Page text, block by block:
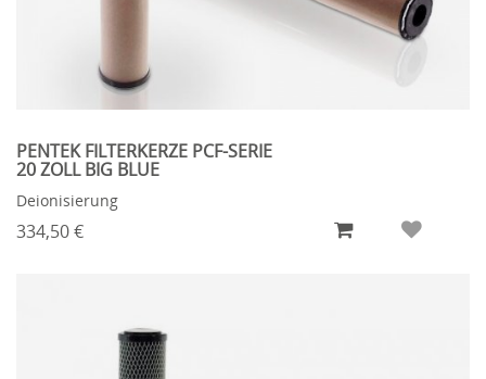
PENTEK FILTERKERZE PCF-SERIE
20 ZOLL BIG BLUE
Deionisierung
334,50 €